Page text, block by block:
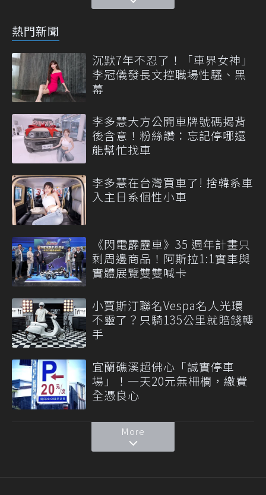
熱門新聞
沉默7年不忍了！「車界女神」
李冠儀發長文控職場性騷、黑
幕
李多慧大方公開車牌號碼揭背
後含意！粉絲讚：忘記停哪還
能幫忙找車
李多慧在台灣買車了! 捨韓系車
入主日系個性小車
《閃電霹靂車》35 週年計畫只
剩周邊商品！阿斯拉1:1實車與
實體展覽雙雙喊卡
小賈斯汀聯名Vespa名人光環
不靈了？只騎135公里就賠錢轉
手
宜蘭礁溪超佛心「誠實停車
場」！一天20元無柵欄，繳費
全憑良心
More